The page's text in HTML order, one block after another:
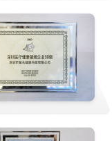
元40201
残疾人综合服务中心五楼